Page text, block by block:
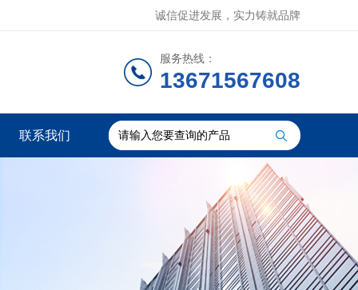
诚信促进发展，实力铸就品牌
服务热线：
13671567608
联系我们